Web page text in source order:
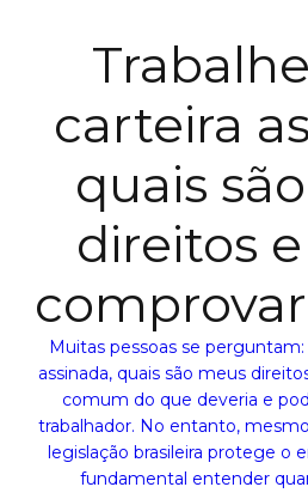
carteira
quais
direitos
Muitas pessoas se
assinada, quais são meus
comum do que deveria e
trabalhador. No entanto,
legislação brasileira protege o
fundamental entender